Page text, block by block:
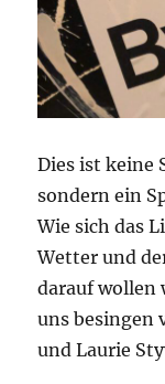
Dies ist keine
sondern ein
Wie sich das
Wetter und
darauf wollen
uns besingen
und Laurie